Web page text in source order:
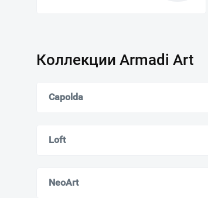
Коллекции Armadi Art
Capolda
Loft
NeoArt